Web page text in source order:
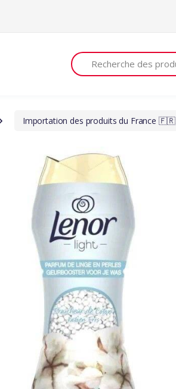
Recherche
Importation des produits du France 🇫🇷